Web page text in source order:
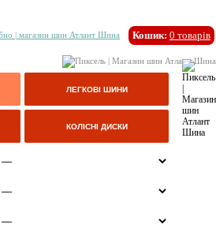
Кошик: 0 товарів
ЛЕГКОВІ ШИНИ
КОЛІСНІ ДИСКИ